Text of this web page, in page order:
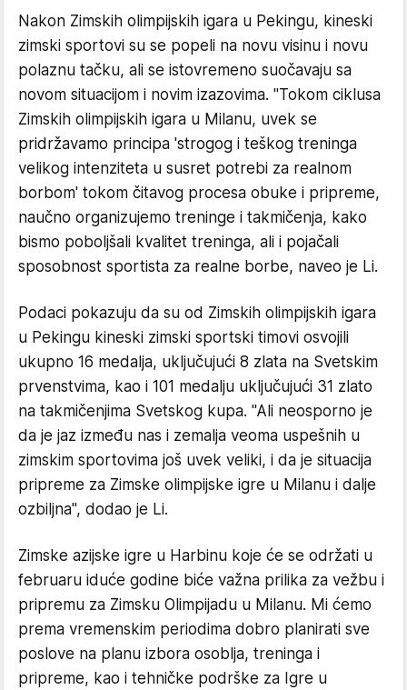
Nakon Zimskih olimpijskih igara u Pekingu, kineski
zimski sportovi su se popeli na novu visinu i novu
polaznu tačku, ali se istovremeno suočavaju sa
novom situacijom i novim izazovima. "Tokom ciklusa
Zimskih olimpijskih igara u Milanu, uvek se
pridržavamo principa 'strogog i teškog treninga
velikog intenziteta u susret potrebi za realnom
borbom' tokom čitavog procesa obuke i pripreme,
naučno organizujemo treninge i takmičenja, kako
bismo poboljšali kvalitet treninga, ali i pojačali
sposobnost sportista za realne borbe, naveo je Li.
Podaci pokazuju da su od Zimskih olimpijskih igara
u Pekingu kineski zimski sportski timovi osvojili
ukupno 16 medalja, uključujući 8 zlata na Svetskim
prvenstvima, kao i 101 medalju uključujući 31 zlato
na takmičenjima Svetskog kupa. "Ali neosporno je
da je jaz između nas i zemalja veoma uspešnih u
zimskim sportovima još uvek veliki, i da je situacija
pripreme za Zimske olimpijske igre u Milanu i dalje
ozbiljna", dodao je Li.
Zimske azijske igre u Harbinu koje će se održati u
februaru iduće godine biće važna prilika za vežbu i
pripremu za Zimsku Olimpijadu u Milanu. Mi ćemo
prema vremenskim periodima dobro planirati sve
poslove na planu izbora osoblja, treninga i
pripreme, kao i tehničke podrške za Igre u